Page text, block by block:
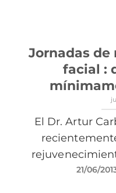
Jornadas
facial :
El Dr. Artur
21/06/